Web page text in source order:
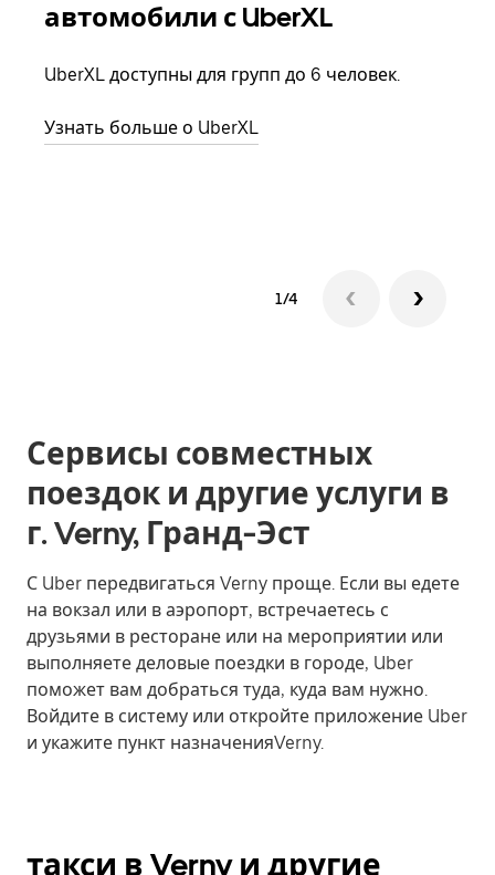
автомобили с UberXL
UberXL доступны для групп до 6 человек.
Узнать больше о UberXL
1/4
Сервисы совместных
поездок и другие услуги в
г. Verny, Гранд-Эст
С Uber передвигаться Verny проще. Если вы едете
на вокзал или в аэропорт, встречаетесь с
друзьями в ресторане или на мероприятии или
выполняете деловые поездки в городе, Uber
поможет вам добраться туда, куда вам нужно.
Войдите в систему или откройте приложение Uber
и укажите пункт назначенияVerny.
такси в Verny и другие